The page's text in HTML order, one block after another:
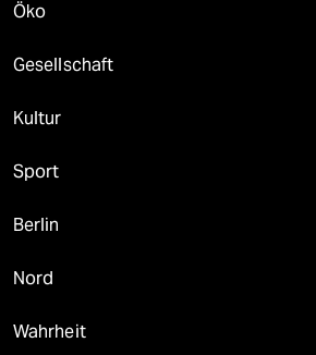
Öko
Gesellschaft
Kultur
Sport
Berlin
Nord
Wahrheit